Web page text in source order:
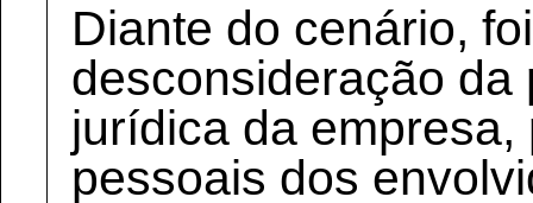
Diante do cenário,
desconsideração da
jurídica da
pessoais dos